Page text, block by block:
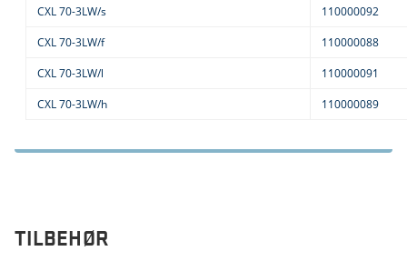
CXL 70-3LW/s
110000092
CXL 70-3LW/f
110000088
CXL 70-3LW/l
110000091
CXL 70-3LW/h
110000089
TILBEHØR